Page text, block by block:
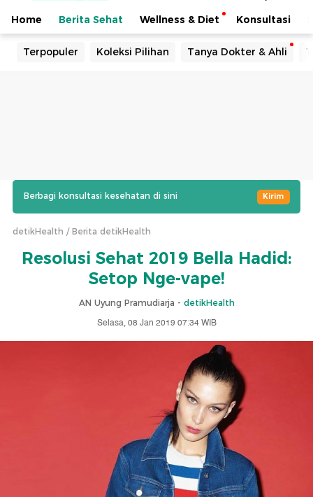
Home Berita Sehat Wellness & Diet Konsultasi
Terpopuler Koleksi Pilihan Tanya Dokter & Ahli
Berbagi konsultasi kesehatan di sini Kirim
detikHealth Berita detikHealth
Resolusi Sehat 2019 Bella Hadid:
Setop Nge-vape!
AN Uyung Pramudiarja - detikHealth
Selasa, 08 Jan 2019 07:34 WIB